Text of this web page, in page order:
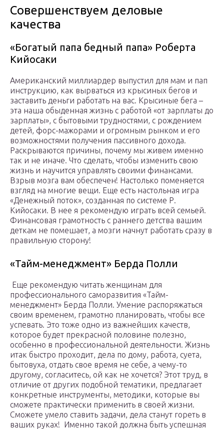
Совершенствуем деловые
качества
«Богатый папа бедный папа» Роберта
Кийосаки
Американский миллиардер выпустил для мам и пап
инструкцию, как вырваться из крысиных бегов и
заставить деньги работать на вас. Крысиные бега –
эта наша обыденная жизнь с работой «от зарплаты до
зарплаты», с бытовыми трудностями, с рождением
детей, форс-мажорами и огромным рынком и его
возможностями получения пассивного дохода.
Раскрываются причины, почему мы живем именно
так и не иначе. Что сделать, чтобы изменить свою
жизнь и научится управлять своими финансами.
Взрыв мозга вам обеспечен! Настолько поменяется
взгляд на многие вещи. Еще есть настольная игра
«Денежный поток», созданная по системе Р.
Кийосаки. В нее я рекомендую играть всей семьей.
Финансовая грамотность с раннего детства вашим
деткам не помешает, а мозги начнут работать сразу в
правильную сторону!
«Тайм-менеджмент» Берда Полли
Еще рекомендую читать женщинам для
профессионального саморазвития «Тайм-
менеджмент» Берда Полли. Умение распоряжаться
своим временем, грамотно планировать, чтобы все
успевать. Это тоже одно из важнейших качеств,
которое будет прекрасной половине полезно,
особенно в профессиональной деятельности. Жизнь
итак быстро проходит, дела по дому, работа, суета,
бытовуха, отдать свое время не себе, а чему-то
другому, согласитесь, ой как не хочется? Этот труд, в
отличие от других подобной тематики, предлагает
конкретные инструменты, методики, которые вы
сможете практически применить в своей жизни.
Сможете умело ставить задачи, дела станут гореть в
ваших руках! Именно такой должна быть успешная